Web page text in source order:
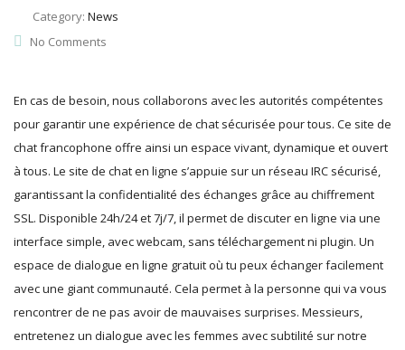
Category: News
No Comments
En cas de besoin, nous collaborons avec les autorités compétentes
pour garantir une expérience de chat sécurisée pour tous. Ce site de
chat francophone offre ainsi un espace vivant, dynamique et ouvert
à tous. Le site de chat en ligne s’appuie sur un réseau IRC sécurisé,
garantissant la confidentialité des échanges grâce au chiffrement
SSL. Disponible 24h/24 et 7j/7, il permet de discuter en ligne via une
interface simple, avec webcam, sans téléchargement ni plugin. Un
espace de dialogue en ligne gratuit où tu peux échanger facilement
avec une giant communauté. Cela permet à la personne qui va vous
rencontrer de ne pas avoir de mauvaises surprises. Messieurs,
entretenez un dialogue avec les femmes avec subtilité sur notre